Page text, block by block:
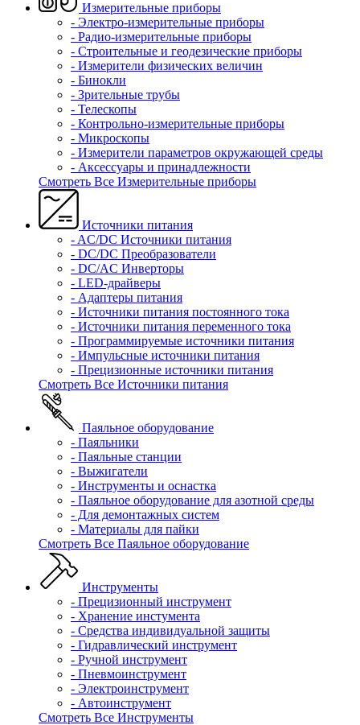
Измерительные приборы
- Электро-измерительные приборы
- Радио-измерительные приборы
- Строительные и геодезические приборы
- Измерители физических величин
- Бинокли
- Зрительные трубы
- Телескопы
- Контрольно-измерительные приборы
- Микроскопы
- Измерители параметров окружающей среды
- Аксессуары и принадлежности
Смотреть Все Измерительные приборы
Источники питания
- AC/DC Источники питания
- DC/DC Преобразователи
- DC/AC Инверторы
- LED-драйверы
- Адаптеры питания
- Источники питания постоянного тока
- Источники питания переменного тока
- Программируемые источники питания
- Импульсные источники питания
- Прецизионные источники питания
Смотреть Все Источники питания
Паяльное оборудование
- Паяльники
- Паяльные станции
- Выжигатели
- Инструменты и оснастка
- Паяльное оборудование для азотной среды
- Для демонтажных систем
- Материалы для пайки
Смотреть Все Паяльное оборудование
Инструменты
- Прецизионный инструмент
- Хранение инстумента
- Средства индивидуальной защиты
- Гидравлический инструмент
- Ручной инструмент
- Пневмоинструмент
- Электроинструмент
- Автоинструмент
Смотреть Все Инструменты